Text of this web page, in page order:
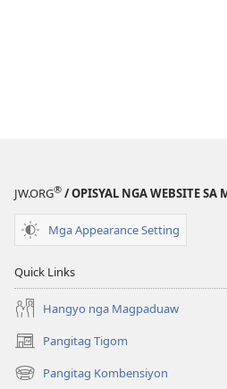
JW.ORG® / OPISYAL NGA WEBSITE SA
Mga Appearance Setting
Quick Links
Hangyo nga Magpaduaw
Pangitag Tigom
(mo-
open
ug
Pangitag Kombensiyon
(mo-